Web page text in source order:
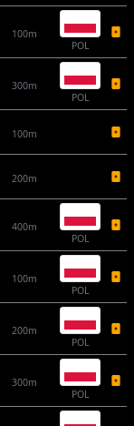
100m
POL
300m
POL
100m
200m
400m
POL
100m
POL
200m
POL
300m
POL